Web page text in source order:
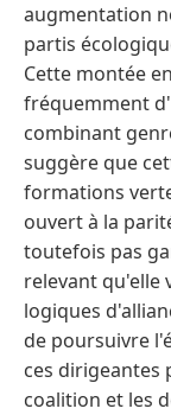
augmentation
partis
Cette montée
fréquemment
combinant
suggère que
formations
ouvert à la
toutefois pas
relevant qu'elle
logiques
de poursuivre
ces dirigeantes
coalition et les